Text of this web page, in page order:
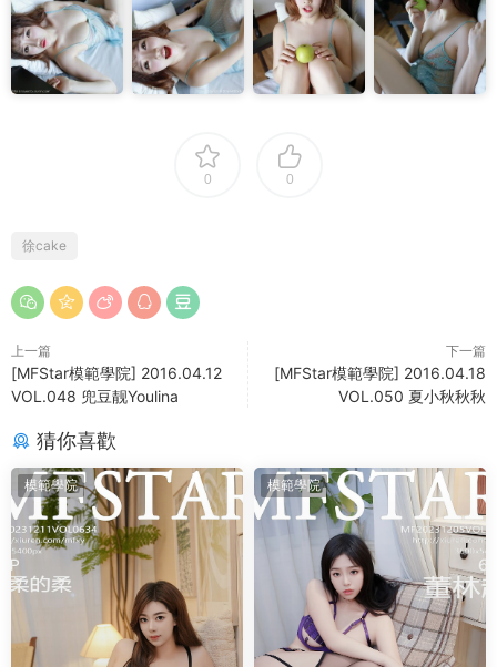
0 0
徐cake
上一篇
[MFStar模範學院] 2016.04.12
VOL.048 兜豆靓Youlina
下一篇
[MFStar模範學院] 2016.04.18
VOL.050 夏小秋秋秋
猜你喜歡
模範學院 模範學院